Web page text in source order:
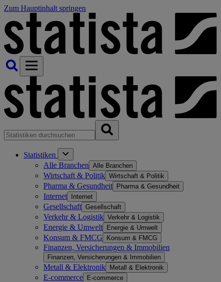
Zum Hauptinhalt springen
Statistiken
Alle Branchen Alle Branchen
Wirtschaft & Politik Wirtschaft & Politik
Pharma & Gesundheit Pharma & Gesundheit
Internet Internet
Gesellschaft Gesellschaft
Verkehr & Logistik Verkehr & Logistik
Energie & Umwelt Energie & Umwelt
Konsum & FMCG Konsum & FMCG
Finanzen, Versicherungen & Immobilien
Finanzen, Versicherungen & Immobilien
Metall & Elektronik Metall & Elektronik
E-commerce E-commerce